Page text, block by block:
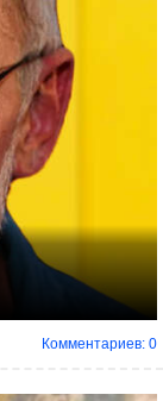
Комментариев: 0